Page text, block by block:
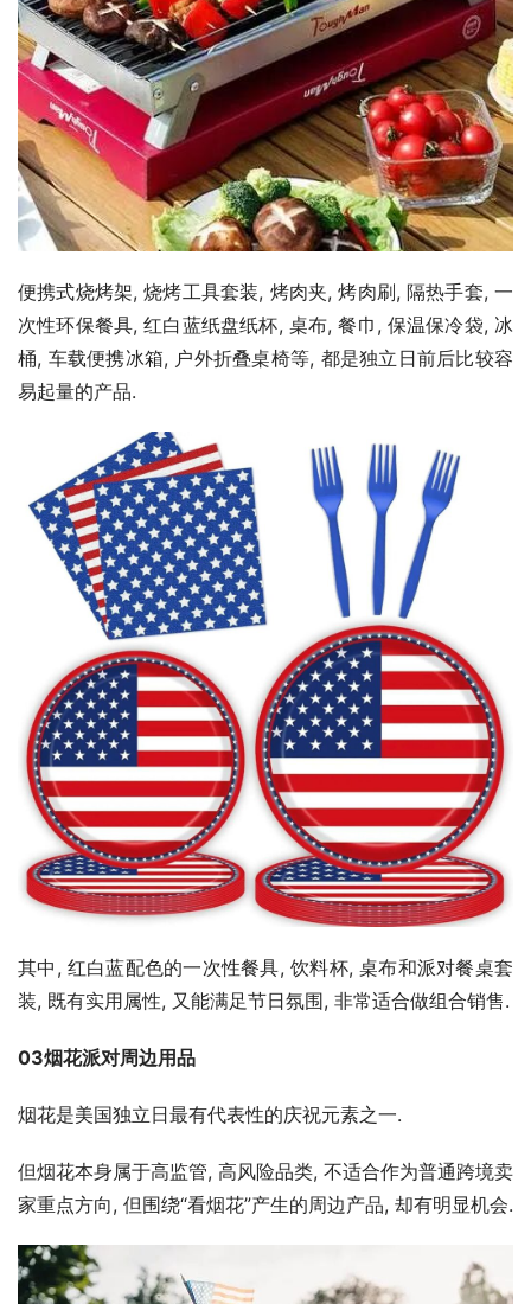
便携式烧烤架, 烧烤工具套装, 烤肉夹, 烤肉刷, 隔热手套, 一
次性环保餐具, 红白蓝纸盘纸杯, 桌布, 餐巾, 保温保冷袋, 冰
桶, 车载便携冰箱, 户外折叠桌椅等, 都是独立日前后比较容
易起量的产品.
其中, 红白蓝配色的一次性餐具, 饮料杯, 桌布和派对餐桌套
装, 既有实用属性, 又能满足节日氛围, 非常适合做组合销售.
03烟花派对周边用品
烟花是美国独立日最有代表性的庆祝元素之一.
但烟花本身属于高监管, 高风险品类, 不适合作为普通跨境卖
家重点方向, 但围绕“看烟花”产生的周边产品, 却有明显机会.